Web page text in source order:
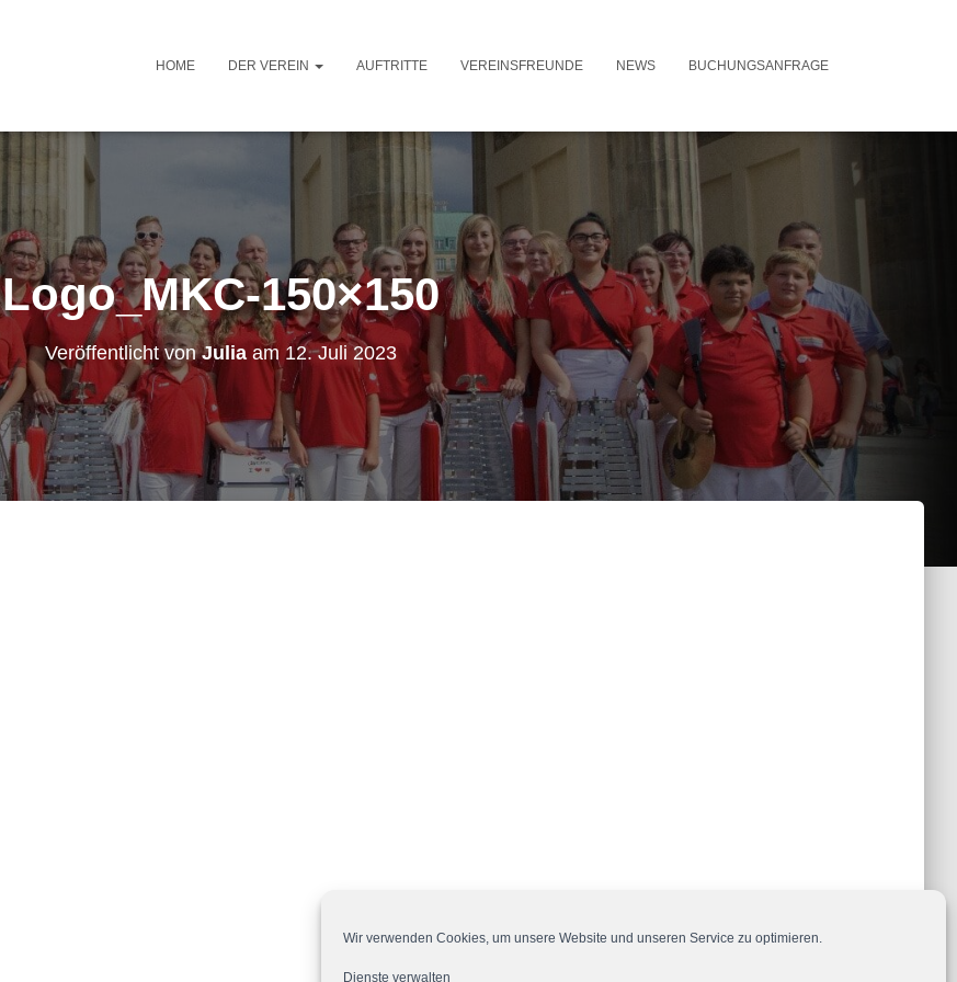
Wir verwenden Cookies, um unsere Website und unseren Service zu optimieren.
Dienste verwalten
HOME DER VEREIN AUFTRITTE VEREINSFREUNDE NEWS BUCHUNGSANFRAGE
Logo_MKC-150×150
Veröffentlicht vonJuliaam 12. Juli 2023